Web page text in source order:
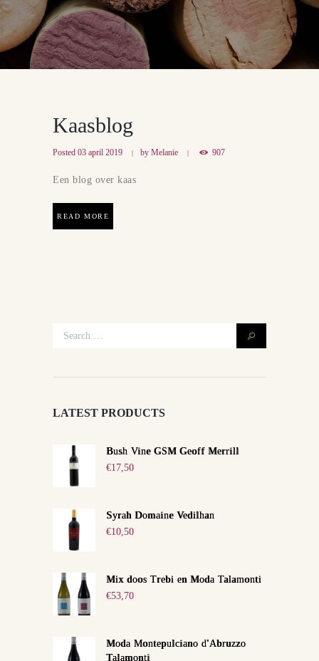
Kaasblog
Posted 03 april 2019 by Melanie 907
Een blog over kaas
READ MORE
LATEST PRODUCTS
Bush Vine GSM Geoff Merrill
€17,50
Syrah Domaine Vedilhan
€10,50
Mix doos Trebi en Moda Talamonti
€53,70
Moda Montepulciano d'Abruzzo
Talamonti